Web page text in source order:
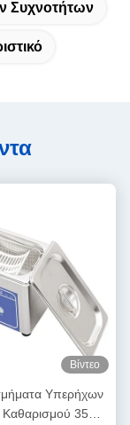
Συχνοτήτων
Βίντεο
Υπερήχων
35W